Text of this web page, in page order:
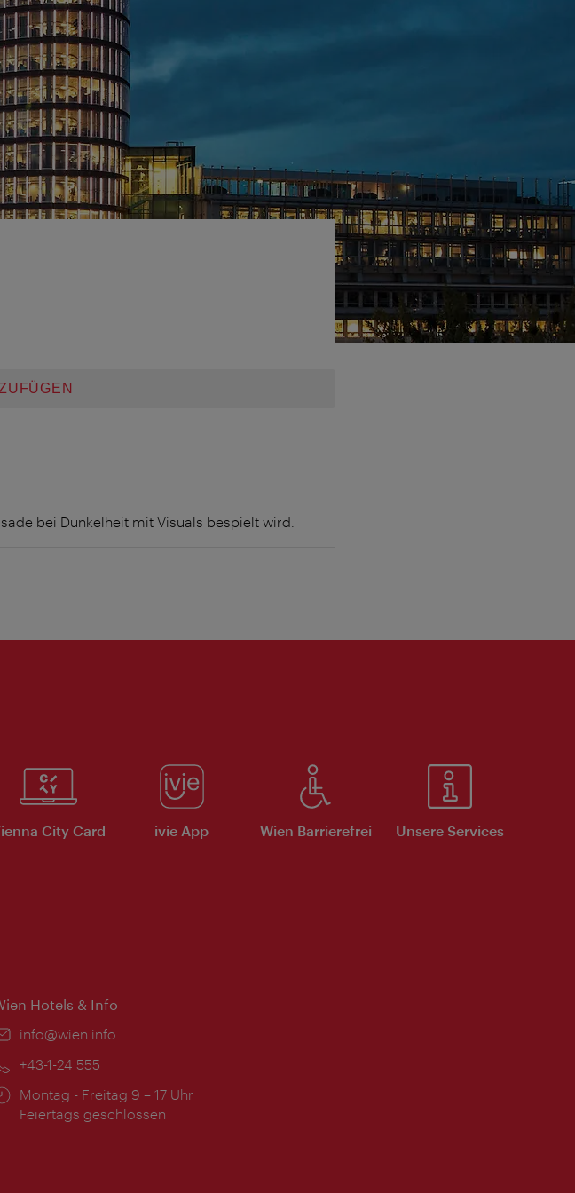
bei Dunkelheit mit Visuals bespielt wird.
City Card ivie App Wien Barrierefrei Unsere Services
Hotels & Info
Email:
info@wien.info
Telefon:
+43-1-24 555
Öffnungszeiten:
Montag - Freitag 9 – 17 Uhr
Feiertags geschlossen